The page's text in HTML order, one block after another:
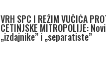
VRH SPC I REŽIM VUČIĆA
CETINJSKE MITROPOLIJE:
„izdajnike” i „separatiste”